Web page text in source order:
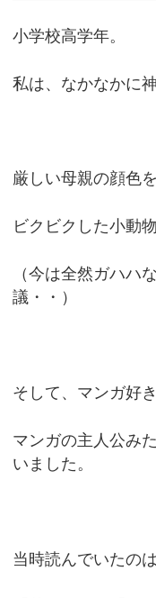
小学校高学年。
私は、なかなかに
厳しい母親の顔色
ビクビクした小動
（今は全然ガハハ
議・・）
そして、マンガ好
マンガの主人公み
いました。
当時読んでいたのは